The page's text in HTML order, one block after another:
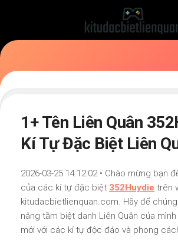
1+ Tên Liên Quân
Kí Tự Đặc Biệt Liên
2026-03-25 14:12:02 • Chào mừng bạn
của các kí tự đặc biệt 352Huydie trên
kitudacbietlienquan.com. Hãy để
nâng tầm biệt danh Liên Quân của
mới với các kí tự độc đáo và phong